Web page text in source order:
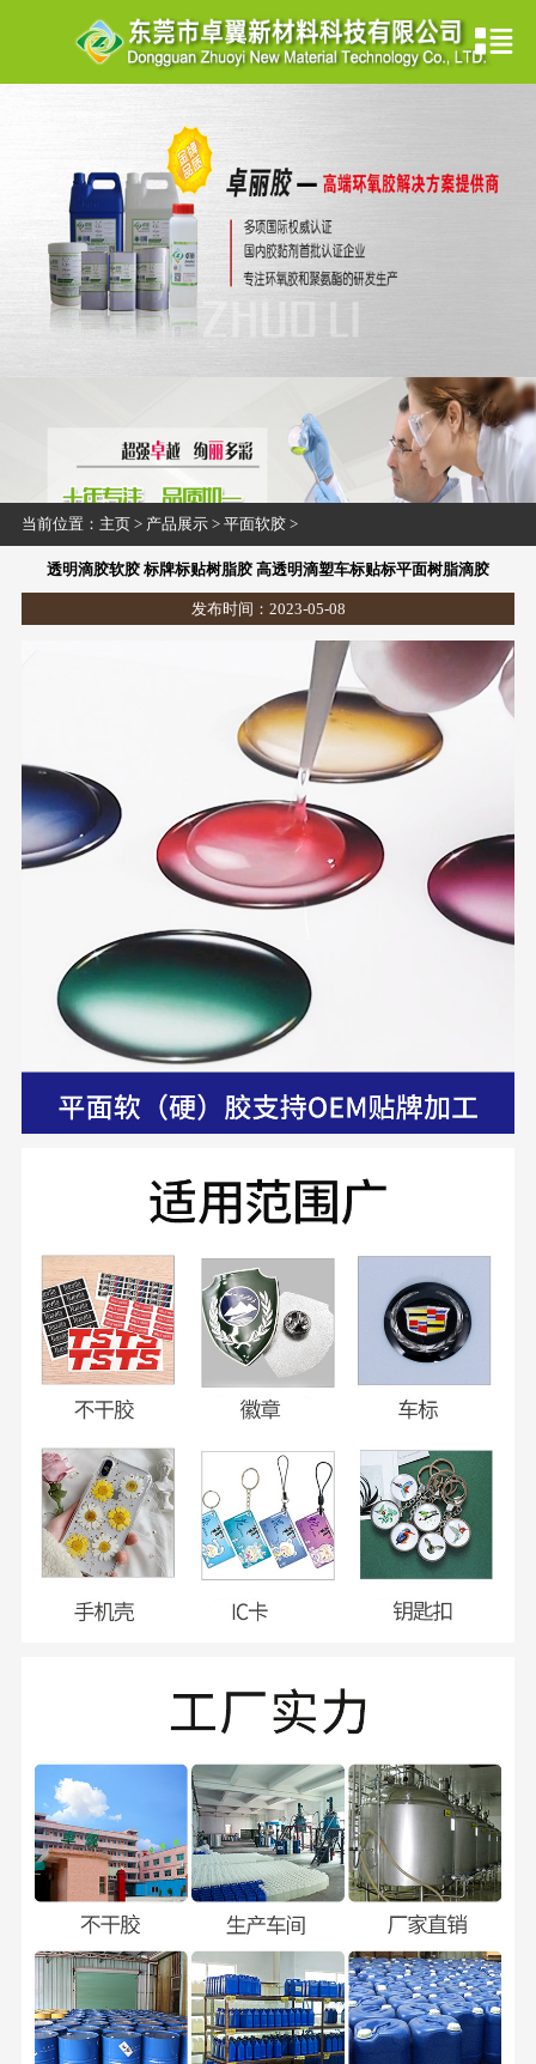
当前位置： 主页> 产品展示> 平面软胶>
透明滴胶软胶 标牌标贴树脂胶 高透明滴塑车标贴标平面树脂滴胶
发布时间：2023-05-08